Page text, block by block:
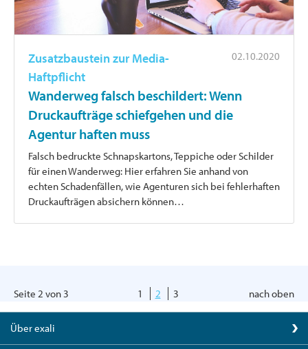
02.10.2020
Zusatzbaustein zur Media-
Haftpflicht
Wanderweg falsch beschildert: Wenn
Druckaufträge schiefgehen und die
Agentur haften muss
Falsch bedruckte Schnapskartons, Teppiche oder Schilder
für einen Wanderweg: Hier erfahren Sie anhand von
echten Schadenfällen, wie Agenturen sich bei fehlerhaften
Druckaufträgen absichern können…
Seite 2 von 3 1 2 3 nach oben
Über exali